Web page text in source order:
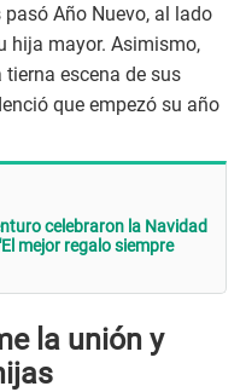
Año Nuevo, al lado
hija mayor. Asimismo,
escena de sus
que empezó su año
celebraron la Navidad
mejor regalo siempre
la unión y